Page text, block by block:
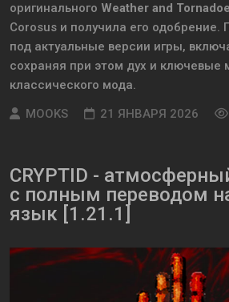
оригинального Weather and
Corosus и получила его одобрение.
под актуальные версии игры,
сохраняя при этом дух и ключевые
классического мода.
MOOKS
21 ЯНВАРЯ 2026
CRYPTID -
с полным переводом
язык [1.21.1]